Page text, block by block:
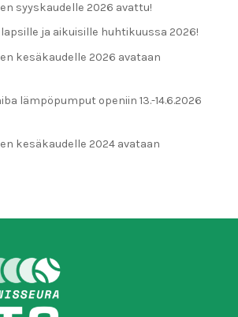
syyskaudelle 2026 avattu!
ja aikuisille huhtikuussa 2026!
kesäkaudelle 2026 avataan
lämpöpumput openiin 13.-14.6.2026
kesäkaudelle 2024 avataan